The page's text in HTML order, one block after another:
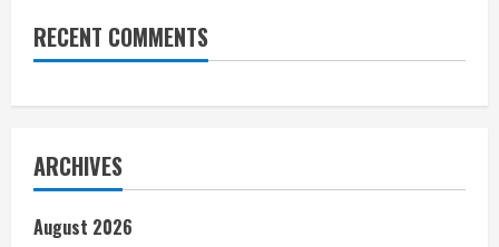
RECENT COMMENTS
ARCHIVES
August 2026